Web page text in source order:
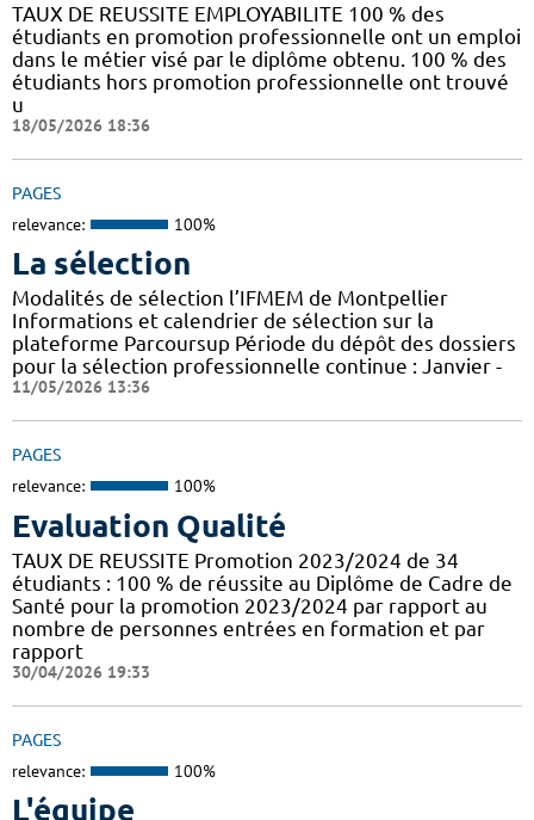
TAUX DE REUSSITE EMPLOYABILITE 100 % des
étudiants en promotion professionnelle ont un emploi
dans le métier visé par le diplôme obtenu. 100 % des
étudiants hors promotion professionnelle ont trouvé
u
18/05/2026 18:36
PAGES
relevance: 100%
La sélection
Modalités de sélection l’IFMEM de Montpellier
Informations et calendrier de sélection sur la
plateforme Parcoursup Période du dépôt des dossiers
pour la sélection professionnelle continue : Janvier -
11/05/2026 13:36
PAGES
relevance: 100%
Evaluation Qualité
TAUX DE REUSSITE Promotion 2023/2024 de 34
étudiants : 100 % de réussite au Diplôme de Cadre de
Santé pour la promotion 2023/2024 par rapport au
nombre de personnes entrées en formation et par
rapport
30/04/2026 19:33
PAGES
relevance: 100%
L'équipe